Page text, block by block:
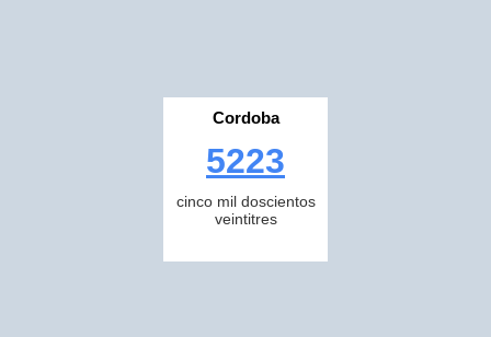
Cordoba
5223
cinco mil doscientos
veintitres